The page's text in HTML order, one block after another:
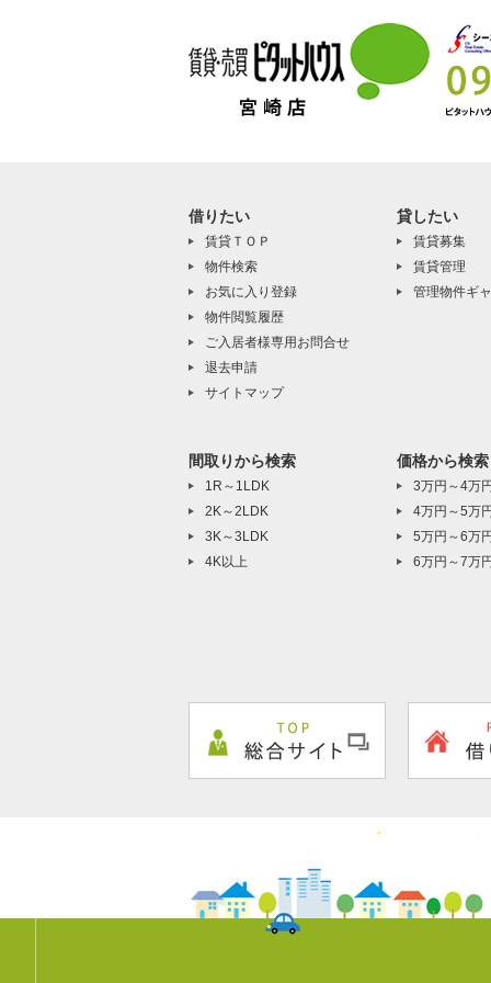
借りたい
賃貸ＴＯＰ
物件検索
お気に入り登録
物件閲覧履歴
ご入居者様専用お問合せ
退去申請
サイトマップ
貸したい
賃貸募集
賃貸管理
管理物件ギ
間取りから検索
1R～1LDK
2K～2LDK
3K～3LDK
4K以上
価格から検索
3万円～4万
4万円～5万
5万円～6万
6万円～7万